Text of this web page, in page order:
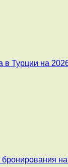
Турции на
на